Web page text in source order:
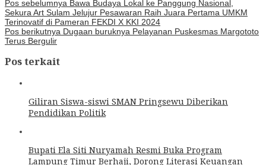
Pos sebelumnya Bawa Budaya Lokal ke Panggung Nasional,
Sekura Art Sulam Jelujur Pesawaran Raih Juara Pertama UMKM
Terinovatif di Pameran FEKDI X KKI 2024
Pos berikutnya Dugaan buruknya Pelayanan Puskesmas Margototo
Terus Bergulir
Pos terkait
Giliran Siswa-siswi SMAN Pringsewu Diberikan
Pendidikan Politik
Bupati Ela Siti Nuryamah Resmi Buka Program
Lampung Timur Berhaji, Dorong Literasi Keuangan